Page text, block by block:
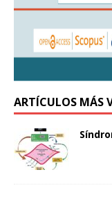
ARTÍCULOS MÁS